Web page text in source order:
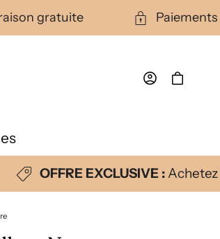
gratuite
Connexion Panier
OFFRE EXCLUSIVE :Achetez